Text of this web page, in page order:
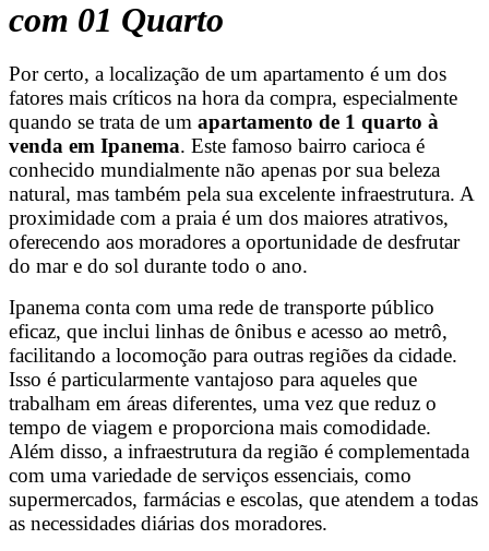
com 01 Quarto
Por certo, a localização de um apartamento é um dos
fatores mais críticos na hora da compra, especialmente
quando se trata de um apartamento de 1 quarto à
venda em Ipanema. Este famoso bairro carioca é
conhecido mundialmente não apenas por sua beleza
natural, mas também pela sua excelente infraestrutura. A
proximidade com a praia é um dos maiores atrativos,
oferecendo aos moradores a oportunidade de desfrutar
do mar e do sol durante todo o ano.
Ipanema conta com uma rede de transporte público
eficaz, que inclui linhas de ônibus e acesso ao metrô,
facilitando a locomoção para outras regiões da cidade.
Isso é particularmente vantajoso para aqueles que
trabalham em áreas diferentes, uma vez que reduz o
tempo de viagem e proporciona mais comodidade.
Além disso, a infraestrutura da região é complementada
com uma variedade de serviços essenciais, como
supermercados, farmácias e escolas, que atendem a todas
as necessidades diárias dos moradores.